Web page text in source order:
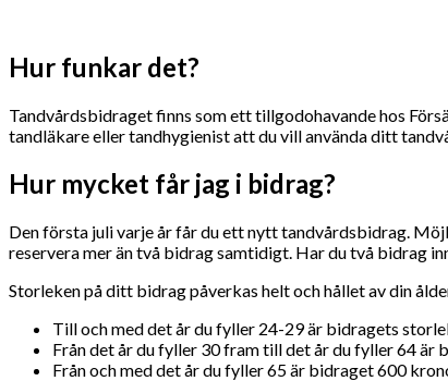
Hur funkar det?
Tandvårdsbidraget finns som ett tillgodohavande hos
tandläkare eller tandhygienist att du vill använda ditt
Hur mycket får jag i bidrag?
Den första juli varje år får du ett nytt tandvårdsbidrag.
reservera mer än två bidrag samtidigt. Har du två bidrag
Storleken på ditt bidrag påverkas helt och hållet av din
Till och med det år du fyller 24-29 är bidragets
Från det år du fyller 30 fram till det år du fyller 64 är
Från och med det år du fyller 65 är bidraget 600